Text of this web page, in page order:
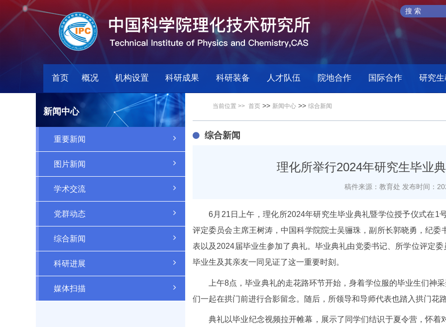
首页 概况 机构设置 科研成果 科研装备 人才队伍 院地合作 国际合作 研究
新闻中心
重要新闻
图片新闻
学术交流
党群动态
综合新闻
科研进展
媒体扫描
当前位置 >> 首页 >> 新闻中心 >> 综合新闻
综合新闻
理化所举行2024年研究生毕业
稿件来源：教育处 发布时间：
6月21日上午，理化所2024年研究生毕业典礼暨学位授予仪式在1
评定委员会主席王树涛，中国科学院院士吴骊珠，副所长郭晓勇，纪
表以及2024届毕业生参加了典礼。毕业典礼由党委书记、所学位评定
毕业生及其亲友一同见证了这一重要时刻。
上午8点，毕业典礼的走花路环节开始，身着学位服的毕业生们神
们一起在拱门前进行合影留念。随后，所领导和导师代表也踏入拱门花
典礼以毕业纪念视频拉开帷幕，展示了同学们结识于夏令营，怀